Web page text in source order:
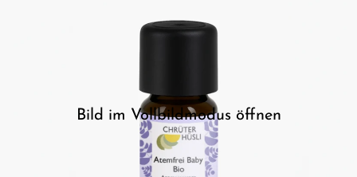
Bild im Vollbildmodus öffnen